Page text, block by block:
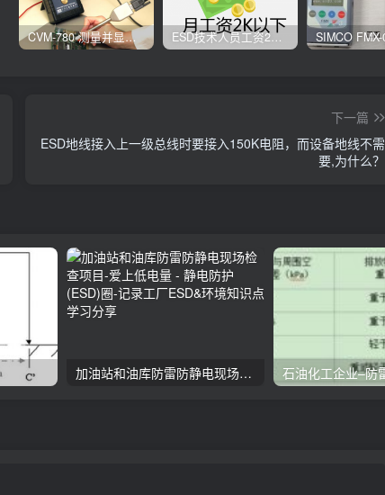
CVM-780 测量并显示实时静电压数据、操作说明 ESD技术人员工资2K以下，你相信吗？
下一篇
ESD地线接入上一级总线时要接入150K电阻，而设备地线不需
要,为什么？
加油站和油库防雷防静电现场检查项目